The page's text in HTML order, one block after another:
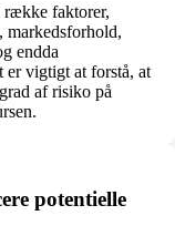
faktorer,
markedsforhold,
endda
er vigtigt at forstå, at
af risiko på
potentielle